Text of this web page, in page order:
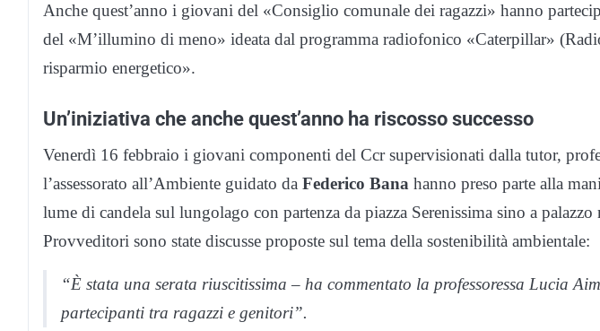
Anche quest’anno i giovani del «Consiglio comunale dei ragazzi» hanno
del «M’illumino di meno» ideata dal programma radiofonico «Caterpillar»
risparmio energetico».
Un’iniziativa che anche quest’anno ha riscosso successo
Venerdì 16 febbraio i giovani componenti del Ccr supervisionati dalla tutor,
l’assessorato all’Ambiente guidato da Federico Bana hanno preso parte alla
lume di candela sul lungolago con partenza da piazza Serenissima sino a
Provveditori sono state discusse proposte sul tema della sostenibilità ambientale:
“È stata una serata riuscitissima – ha commentato la professoressa Lucia
partecipanti tra ragazzi e genitori”.